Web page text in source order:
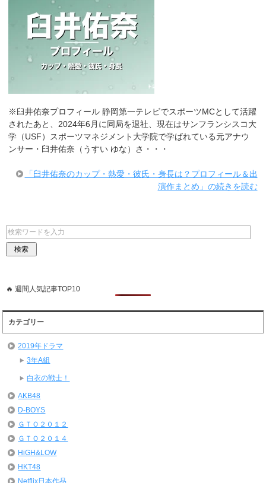
※臼井佑奈プロフィール 静岡第一テレビでスポーツMCとして活躍
されたあと、2024年6月に同局を退社、現在はサンフランシスコ大
学（USF）スポーツマネジメント大学院で学ばれている元アナウ
ンサー・臼井佑奈（うすい ゆな）さ・・・
「臼井佑奈のカップ・熱愛・彼氏・身長は？プロフィール＆出
演作まとめ」の続きを読む
🔥 週間人気記事TOP10
カテゴリー
2019年ドラマ
3年A組
白衣の戦士！
AKB48
D-BOYS
ＧＴＯ２０１２
ＧＴＯ２０１４
HiGH&LOW
HKT48